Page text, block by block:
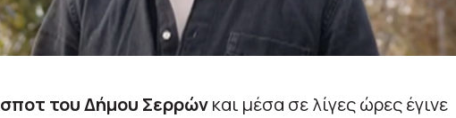
σποτ του Δήμου Σερρώνκαι μέσα σε λίγες ώρες έγινε